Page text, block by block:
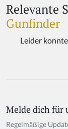
Relevante
Gunfinder
Melde dich für
Regelmäßige